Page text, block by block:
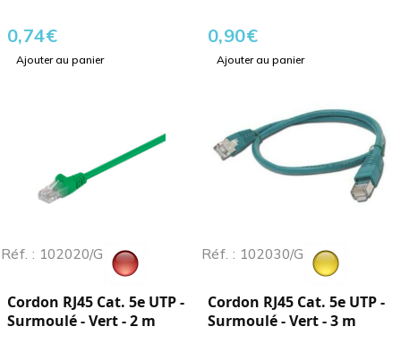
0,74€
Ajouter au panier
0,90€
Ajouter au panier
Réf. : 102020/G
Cordon RJ45 Cat. 5e UTP -
Surmoulé - Vert - 2 m
Réf. : 102030/G
Cordon RJ45 Cat. 5e UTP -
Surmoulé - Vert - 3 m